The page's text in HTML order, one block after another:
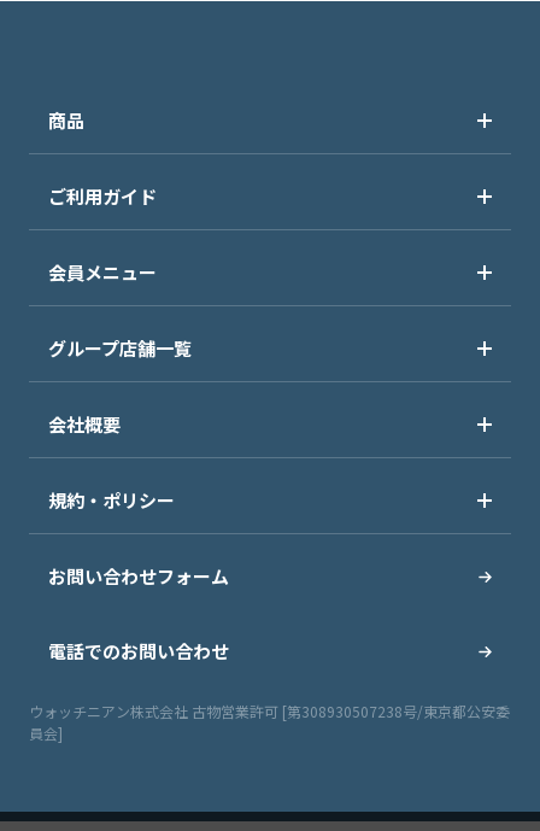
商品
ご利用ガイド
会員メニュー
グループ店舗一覧
会社概要
規約・ポリシー
お問い合わせフォーム
電話でのお問い合わせ
ウォッチニアン株式会社 古物営業許可 [第308930507238号/東京都公安委
員会]